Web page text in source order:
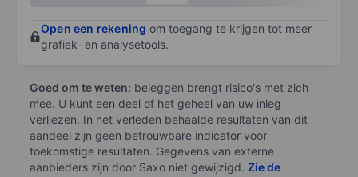
Open een rekening om toegang te krijgen tot meer
grafiek- en analysetools.
Goed om te weten: beleggen brengt risico's met zich
mee. U kunt een deel of het geheel van uw inleg
verliezen. In het verleden behaalde resultaten van dit
aandeel zijn geen betrouwbare indicator voor
toekomstige resultaten. Gegevens van externe
aanbieders zijn door Saxo niet gewijzigd. Zie de